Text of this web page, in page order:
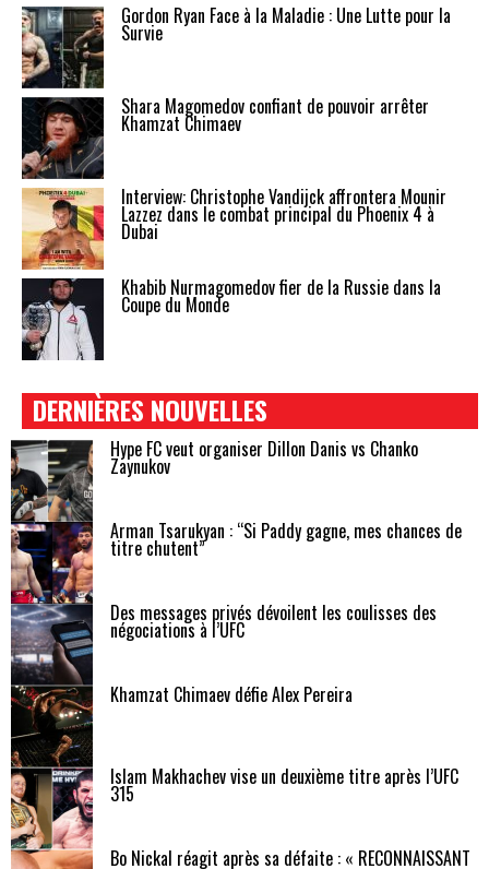
Gordon Ryan Face à la Maladie : Une Lutte pour la
Survie
Shara Magomedov confiant de pouvoir arrêter
Khamzat Chimaev
Interview: Christophe Vandijck affrontera Mounir
Lazzez dans le combat principal du Phoenix 4 à
Dubai
Khabib Nurmagomedov fier de la Russie dans la
Coupe du Monde
DERNIÈRES NOUVELLES
Hype FC veut organiser Dillon Danis vs Chanko
Zaynukov
Arman Tsarukyan : “Si Paddy gagne, mes chances de
titre chutent”
Des messages privés dévoilent les coulisses des
négociations à l’UFC
Khamzat Chimaev défie Alex Pereira
Islam Makhachev vise un deuxième titre après l’UFC
315
Bo Nickal réagit après sa défaite : « RECONNAISSANT